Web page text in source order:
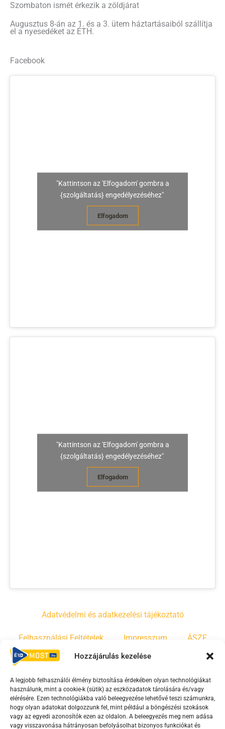
Hozzájárulás kezelése
A legjobb felhasználói élmény biztosítása érdekében olyan technológiákat
használunk, mint a cookie-k (sütik) az eszközadatok tárolására és/vagy
elérésére. Ezen technológiákba való beleegyezése lehetővé teszi számunkra,
hogy olyan adatokat dolgozzunk fel, mint például a böngészési szokások
vagy az egyedi azonosítók ezen az oldalon. A beleegyezés meg nem adása
vagy visszavonása hátrányosan befolyásolhat bizonyos funkciókat és
Szombaton ismét érkezik a zöldjárat
Augusztus 8-án az 1. és a 3. ütem háztartásaiból szállítja
el a nyesedéket az ÉTH.
Facebook
"Kattintson az 'Elfogadom' gombra a
{szolgáltatás} engedélyezéséhez"
Elfogadom
"Kattintson az 'Elfogadom' gombra a
{szolgáltatás} engedélyezéséhez"
Elfogadom
Adatvédelmi és adatkezelési tájékoztató
Felhasználási Feltételek Impresszum ÁSZF
Irányelvek Moderálási szabályzat
F
a
c
Y
o
u
T
i
k